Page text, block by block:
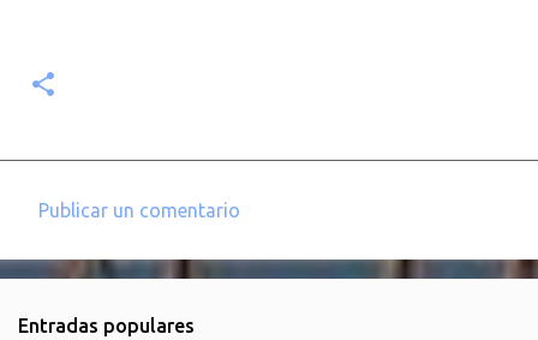
Publicar un comentario
Entradas populares